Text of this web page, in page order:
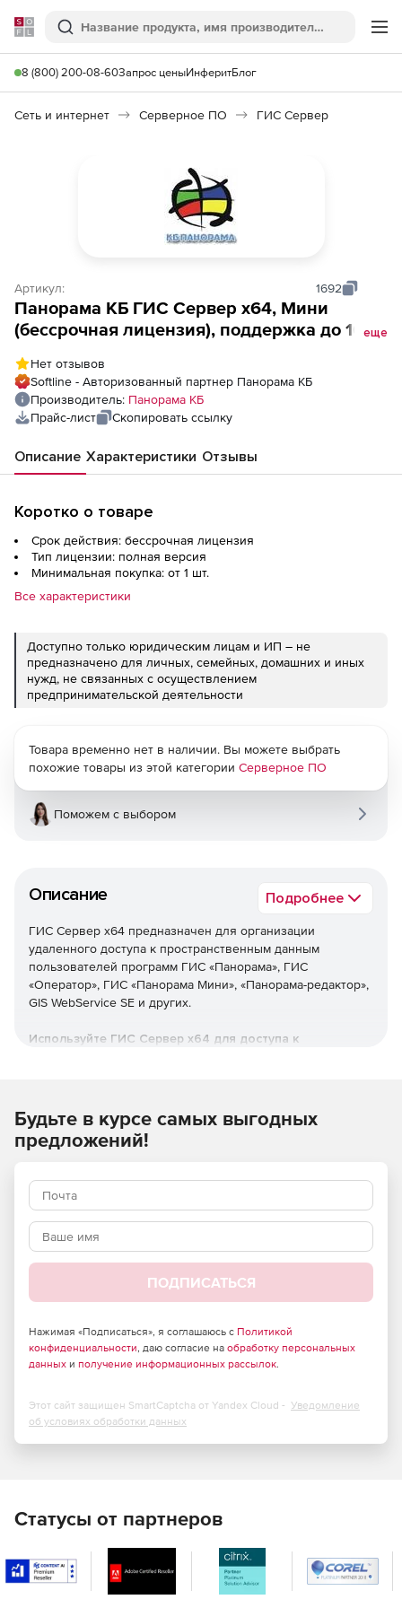
Softline
Поиск
8 (800) 200-08-60Запрос ценыИнферитБлог
Сеть и интернет Серверное ПО ГИС Сервер
Артикул: 1692
Панорама КБ ГИС Сервер x64, Мини
(бессрочная лицензия), поддержка до 10
платформа Эльбрус-8C
еще
Нет отзывов
Softline - Авторизованный партнер Панорама КБ
Производитель: Панорама КБ
Прайс-лист
Скопировать ссылку
Описание Характеристики Отзывы
Коротко о товаре
Срок действия: бессрочная лицензия
Тип лицензии: полная версия
Минимальная покупка: от 1 шт.
Все характеристики
Доступно только юридическим лицам и ИП – не
предназначено для личных, семейных, домашних и иных
нужд, не связанных с осуществлением
предпринимательской деятельности
Описание Подробнее
ГИС Сервер x64 предназначен для организации
удаленного доступа к пространственным данным
пользователей программ ГИС «Панорама»‎, ГИС
«Оператор»‎, ГИС «Панорама Мини»‎, «Панорама-редактор»‎,
GIS WebService SE и других.
Используйте ГИС Сервер x64 для доступа к
Основные преимущества
Товара временно нет в наличии. Вы можете выбрать
похожие товары из этой категории Серверное ПО
Поможем с выбором
Будьте в курсе самых выгодных
предложений!
ПОДПИСАТЬСЯ
Нажимая «Подписаться», я соглашаюсь с Политикой
конфиденциальности, даю согласие на обработку персональных
данных и получение информационных рассылок.
Этот сайт защищен SmartCaptcha от Yandex Cloud - Уведомление
об условиях обработки данных
Статусы от партнеров